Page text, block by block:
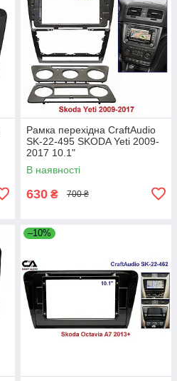
Рамка перехідна CraftAudio
SK-22-495 SKODA Yeti 2009-
2017 10.1"
В наявності
630 ₴ 700 ₴
–10%